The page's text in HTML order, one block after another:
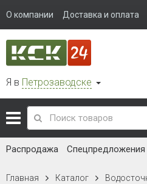
О компании Доставка и оплата
Я в Петрозаводске
Распродажа Спецпредложения
Главная Каталог